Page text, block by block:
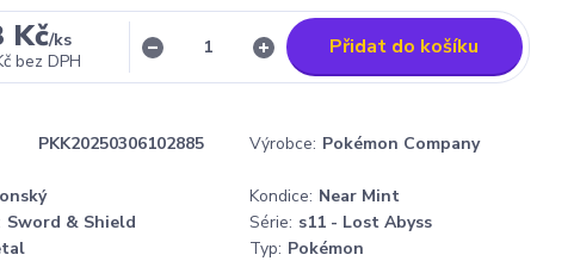
Kč/ks
bez DPH
Přidat do košíku
PKK20250306102885 Výrobce: Pokémon Company
Kondice: Near Mint
Sword & Shield Série: s11 - Lost Abyss
Typ: Pokémon